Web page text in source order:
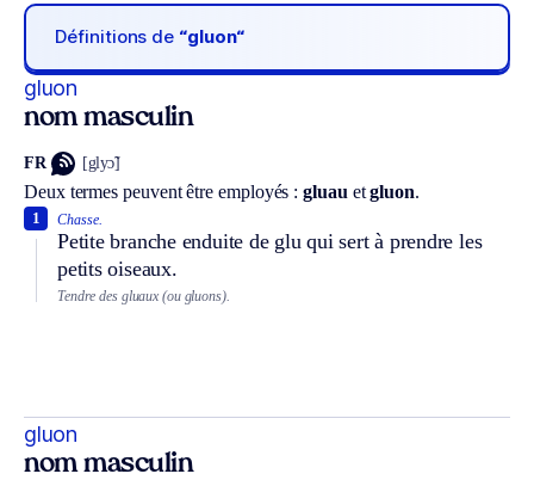
Définitions de “gluon“
gluon
nom masculin
FR [glyɔ̃]
Deux termes peuvent être employés :gluau etgluon.
Chasse.
Petite branche enduite de glu qui sert à prendre les
petits oiseaux.
1
Tendre des gluaux (ou gluons).
gluon
nom masculin